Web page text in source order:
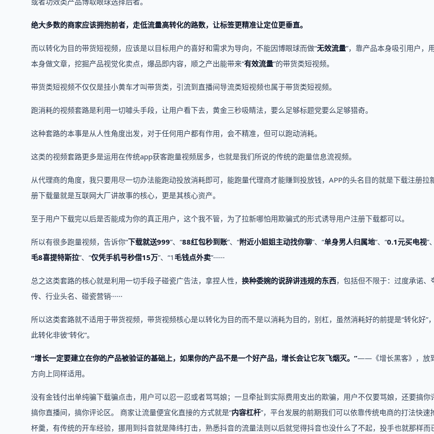
绝大多数的商家应该拥抱前者，走低流量高转化的路数，让标签更精准让定位更垂直。
而以转化为目的带货短视频，应该是以目标用户的喜好和需求为导向，不能因博眼球而做“无效流量”，靠产品本身吸引用户，
本身做文章，挖掘产品视觉化卖点，爆品即内容，顺之产出能带来“有效流量”的带货类短视频。
带货类短视频不仅仅是挂小黄车才叫带货类，引流到直播间导流类短视频也属于带货类短视频。
跑消耗的视频套路是利用一切噱头手段，让用户看下去，黄金三秒吸睛法，要么足够标题党要么足够猎奇。
这种套路的本事是从人性角度出发，对于任何用户都有作用，会不精准，但可以跑动消耗。
这类的视频套路更多是运用在传统app获客跑量视频居多，也就是我们所说的传统的跑量信息流视频。
从代理商的角度，我只要用尽一切办法能跑动投放消耗即可，能跑量代理商才能赚到投放钱，APP的头名目的就是下载注册拉
册下载量就是互联网大厂讲故事的核心，更是其核心资产。
至于用户下载完以后是否能成为你的真正用户，这个我不管，为了拉新哪怕用欺骗式的形式诱导用户注册下载都可以。
所以有很多跑量视频，告诉你“下载就送999”、“88红包秒到账”、“附近小姐姐主动找你聊”、“单身男人归属地”、“0.1元买电视”
毛8喜提特斯拉”、“仅凭手机号秒借15万”、“1 毛钱点外卖”······
总之这类套路的核心就是利用一切手段子碰瓷广告法，拿捏人性， 换种委婉的说辞讲违规的东西，包括但不限于：过度承诺、
传、行业头名、碰瓷营销······
所以这类套路就不适用于带货视频，带货视频核心是以转化为目的而不是以消耗为目的，别杠，虽然消耗好的前提是“转化好”
此转化非彼“转化”。
“增长一定要建立在你的产品被验证的基础上，如果你的产品不是一个好产品，增长会让它灰飞烟灭。”——《增长黑客》，放
方向上同样适用。
没有金钱付出单纯骗下载骗点击，用户可以忍一忍或者骂骂娘；一旦牵扯到实际费用支出的欺骗，用户不仅要骂娘，还要搞你
搞你直播间，搞你评论区。 商家让流量便宜化直接的方式就是“内容杠杆”，平台发展的前期我们可以依靠传统电商的打法快速
杯羹，有传统的开车经验，挪用到抖音就是降纬打击，熟悉抖音的流量法则以后就觉得抖音也没什么了不起，投手也就那样而